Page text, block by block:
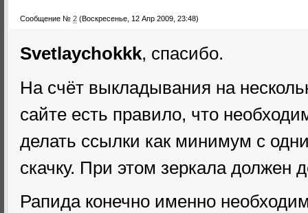
Сообщение № 2 (Воскресенье, 12 Апр 2009, 23:48)
Svetlaychokkk, спасибо.
На счёт выкладывания на
сайте есть правило, что
делать ссылки как минимум с
скачку. При этом зеркала должен
Рапида конечно именно